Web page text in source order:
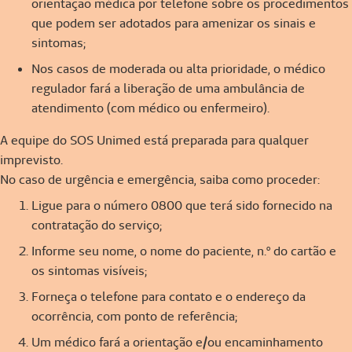
orientação médica por telefone sobre os procedimentos
que podem ser adotados para amenizar os sinais e
sintomas;
Nos casos de moderada ou alta prioridade, o médico
regulador fará a liberação de uma ambulância de
atendimento (com médico ou enfermeiro).
A equipe do SOS Unimed está preparada para qualquer
imprevisto.
No caso de urgência e emergência, saiba como proceder:
Ligue para o número 0800 que terá sido fornecido na
contratação do serviço;
Informe seu nome, o nome do paciente, n.º do cartão e
os sintomas visíveis;
Forneça o telefone para contato e o endereço da
ocorrência, com ponto de referência;
Um médico fará a orientação e/ou encaminhamento